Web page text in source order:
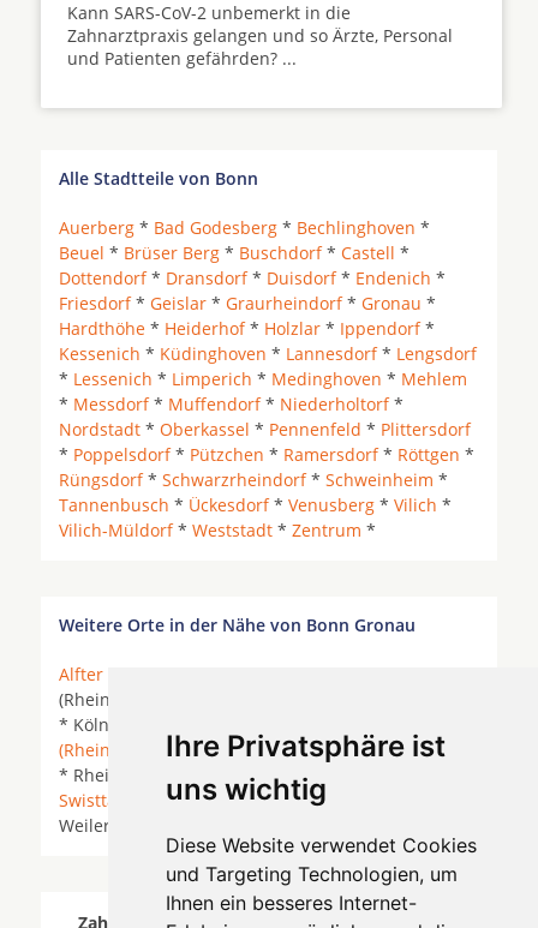
Ihre Privatsphäre ist
uns wichtig
Diese Website verwendet Cookies
und Targeting Technologien, um
Ihnen ein besseres Internet-
Kann SARS-CoV-2 unbemerkt in die
Zahnarztpraxis gelangen und so Ärzte, Personal
und Patienten gefährden? ...
Alle Stadtteile von Bonn
Auerberg * Bad Godesberg * Bechlinghoven *
Beuel * Brüser Berg * Buschdorf* Castell *
Dottendorf* Dransdorf* Duisdorf* Endenich *
Friesdorf* Geislar * Graurheindorf* Gronau *
Hardthöhe * Heiderhof* Holzlar * Ippendorf*
Kessenich * Küdinghoven * Lannesdorf* Lengsdorf
* Lessenich * Limperich * Medinghoven * Mehlem
* Messdorf* Muffendorf* Niederholtorf*
Nordstadt * Oberkassel * Pennenfeld * Plittersdorf
* Poppelsdorf* Pützchen * Ramersdorf* Röttgen *
Rüngsdorf* Schwarzrheindorf* Schweinheim *
Tannenbusch * Ückesdorf* Venusberg * Vilich *
Vilich-Müldorf* Weststadt * Zentrum *
Weitere Orte in der Nähe von Bonn Gronau
Alfter
(Rheinland) * Grafschaft (Rheinland) *
* Köln *
(Rheinland)
Niederkassel*Remagen* Rheinbach
* Rheinbreitbach *
Sankt Augustin
Swisttal
Troisdorf* Unkel *Wachtberg
Weilerswist *
Zahnärzte für Zahnimplantete in Bonn Gronau